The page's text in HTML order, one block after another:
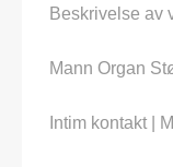
Beskrivelse av
Mann Organ
Intim kontakt |